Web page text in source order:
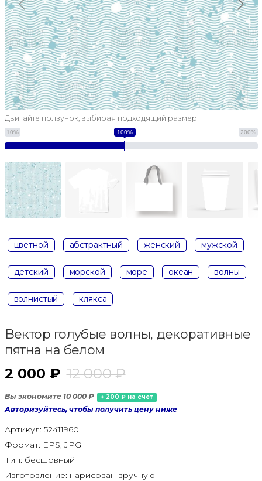
Двигайте ползунок, выбирая подходящий размер
10% 200%
100%
цветной абстрактный женский мужской
детский морской море океан волны
волнистый клякса
Вектор голубые волны, декоративные
пятна на белом
2 000 ₽ 12 000 ₽
Вы экономите 10 000 ₽ + 200 ₽ на счет
Авторизуйтесь, чтобы получить цену ниже
Артикул: 52411960
Формат: EPS, JPG
Тип: бесшовный
Изготовление: нарисован вручную